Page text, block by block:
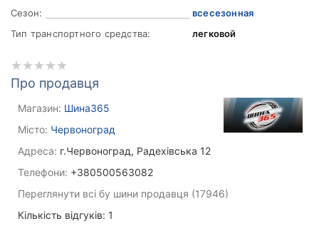
Сезон:
всесезонная
Тип транспортного средства:
легковой
Про продавця
Магазин: Шина365
Місто: Червоноград
Адреса: г.Червоноград, Радехівська 12
Телефони: +380500563082
Переглянути всі бу шини продавця (17946)
Кількість відгуків: 1